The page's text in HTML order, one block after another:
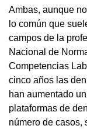
Ambas, aunque
lo común que
campos de la
Nacional de
Competencias
cinco años las
han aumentado
plataformas de
número de casos,